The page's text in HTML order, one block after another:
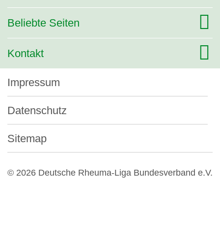
Beliebte Seiten
Kontakt
© 2026 Deutsche Rheuma-Liga Bundesverband e.V.
Impressum
Datenschutz
Sitemap